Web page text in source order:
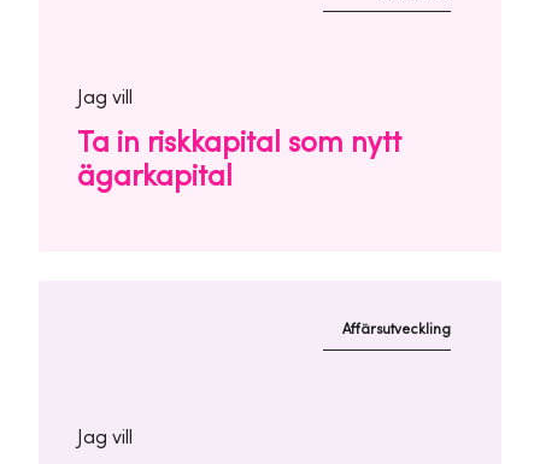
Jag vill
Ta in riskkapital som nytt
ägarkapital
Affärsutveckling
Jag vill